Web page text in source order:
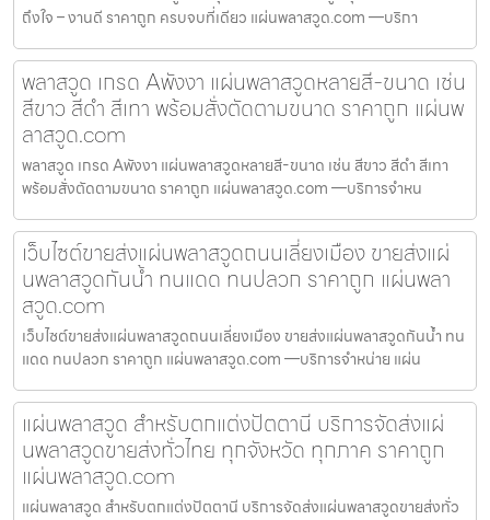
ถึงใจ – งานดี ราคาถูก ครบจบที่เดียว แผ่นพลาสวูด.com —บริกา
พลาสวูด เกรด Aพังงา แผ่นพลาสวูดหลายสี-ขนาด เช่น
สีขาว สีดำ สีเทา พร้อมสั่งตัดตามขนาด ราคาถูก แผ่นพ
ลาสวูด.com
พลาสวูด เกรด Aพังงา แผ่นพลาสวูดหลายสี-ขนาด เช่น สีขาว สีดำ สีเทา
พร้อมสั่งตัดตามขนาด ราคาถูก แผ่นพลาสวูด.com —บริการจำหน
เว็บไซต์ขายส่งแผ่นพลาสวูดถนนเลี่ยงเมือง ขายส่งแผ่
นพลาสวูดกันน้ำ ทนแดด ทนปลวก ราคาถูก แผ่นพลา
สวูด.com
เว็บไซต์ขายส่งแผ่นพลาสวูดถนนเลี่ยงเมือง ขายส่งแผ่นพลาสวูดกันน้ำ ทน
แดด ทนปลวก ราคาถูก แผ่นพลาสวูด.com —บริการจำหน่าย แผ่น
แผ่นพลาสวูด สำหรับตกแต่งปัตตานี บริการจัดส่งแผ่
นพลาสวูดขายส่งทั่วไทย ทุกจังหวัด ทุกภาค ราคาถูก
แผ่นพลาสวูด.com
แผ่นพลาสวูด สำหรับตกแต่งปัตตานี บริการจัดส่งแผ่นพลาสวูดขายส่งทั่ว